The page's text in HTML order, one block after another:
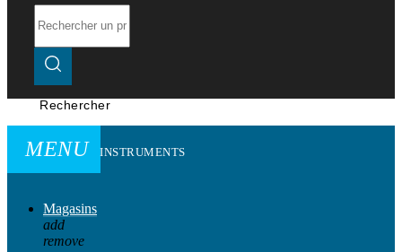
Rechercher
MENU INSTRUMENTS
Magasins
add
remove